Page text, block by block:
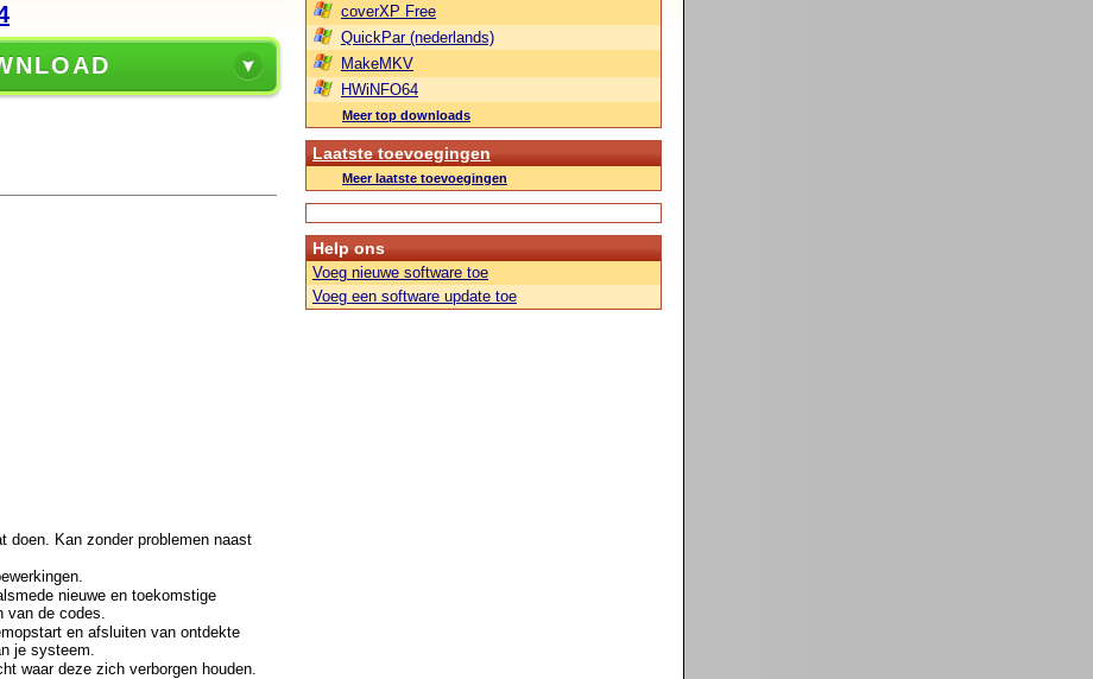
doen. Kan zonder problemen naast
nieuwe en toekomstige
van de codes.
en afsluiten van ontdekte
je systeem.
waar deze zich verborgen houden.
coverXP Free
QuickPar (nederlands)
MakeMKV
HWiNFO64
Meer top downloads
Laatste toevoegingen
Meer laatste toevoegingen
Help ons
Voeg nieuwe software toe
Voeg een software update toe